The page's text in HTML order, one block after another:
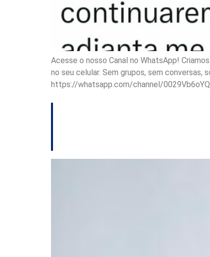
Acesse o nosso Canal no WhatsApp!
no seu celular. Sem grupos, sem conversas,
https://whatsapp.com/channel/